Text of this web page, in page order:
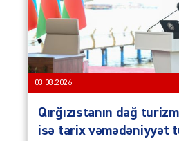
03.08.2026
Qırğızıstanın dağ
isə tarix vəmədəniyyət